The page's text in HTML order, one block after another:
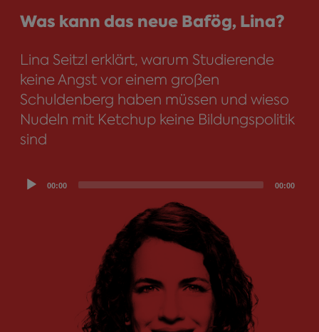
Was kann das neue Bafög, Lina?
Lina Seitzl erklärt, warum Studierende
keine Angst vor einem großen
Schuldenberg haben müssen und wieso
Nudeln mit Ketchup keine Bildungspolitik
sind
Audio
Player
00:00 00:00